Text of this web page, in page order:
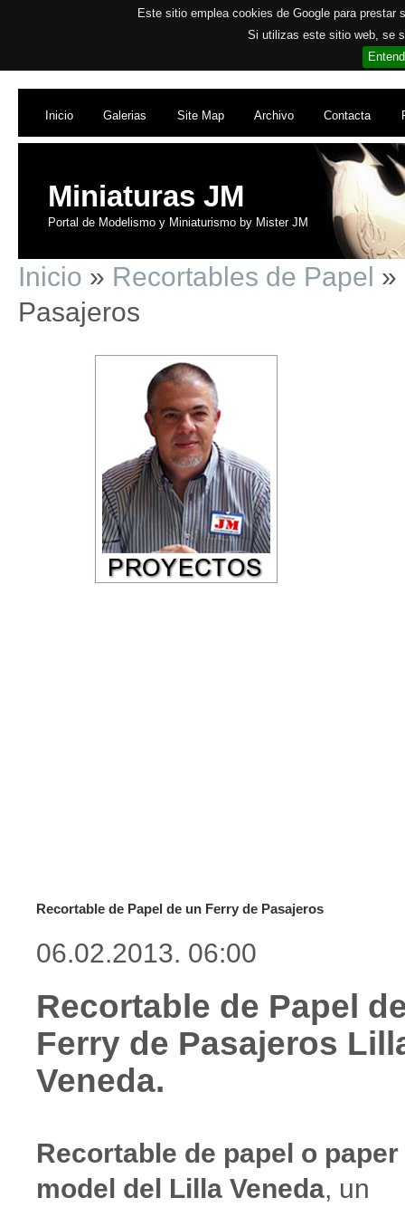
Este sitio emplea cookies de Google para
Si utilizas este sitio web, se
Inicio Galerias Site Map Archivo Contacta
Miniaturas JM
Portal de Modelismo y Miniaturismo by Mister JM
Inicio » Recortables de Papel »
Pasajeros
Recortable de Papel de un Ferry de Pasajeros
06.02.2013. 06:00
Recortable de Papel
Ferry de Pasajeros
Veneda.
Recortable de papel o paper
model del Lilla Veneda, un